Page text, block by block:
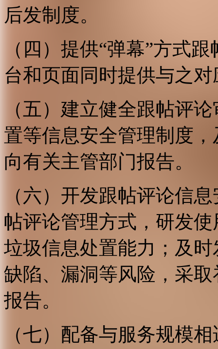
后发制度。
（四）提供“弹幕”方式
台和页面同时提供与之
（五）建立健全跟帖评
置等信息安全管理制度
向有关主管部门报告。
（六）开发跟帖评论信
帖评论管理方式，研发
垃圾信息处置能力；及
缺陷、漏洞等风险，采
报告。
（七）配备与服务规模